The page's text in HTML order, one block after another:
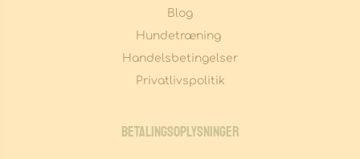
Blog
Hundetræning
Handelsbetingelser
Privatlivspolitik
Betalingsoplysninger